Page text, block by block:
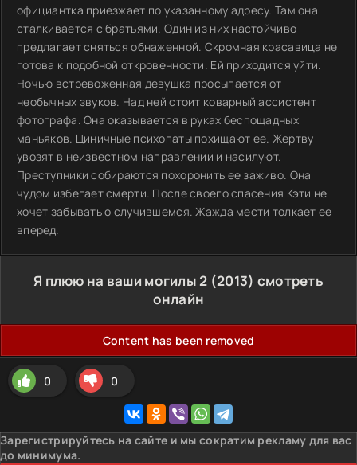
официантка приезжает по указанному адресу. Там она
сталкивается с братьями. Один из них настойчиво
предлагает сняться обнаженной. Скромная красавица не
готова к подобной откровенности. Ей приходится уйти.
Ночью встревоженная девушка просыпается от
необычных звуков. Над ней стоит коварный ассистент
фотографа. Она оказывается в руках беспощадных
маньяков. Циничные психопаты похищают ее. Жертву
увозят в неизвестном направлении и насилуют.
Преступники собираются похоронить ее заживо. Она
чудом избегает смерти. После своего спасения Кэти не
хочет забывать о случившемся. Жажда мести толкает ее
вперед.
Я плюю на ваши могилы 2 (2013) смотреть
онлайн
Content has been removed
0 0
Зарегистрируйтесь на сайте и мы сократим рекламу для вас
до минимума.